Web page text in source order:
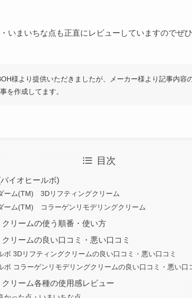
いまいちな点も正直にレビューしていますのでぜ
様より提供いただきましたが、メーカー様より記事内容
を作成してます。
目次
イオヒールボ)
ーム(TM) 3Dリフティングクリーム
ーム(TM) コラーゲンリモデリングクリーム
リームの使う順番・使い方
リームの良い口コミ・悪い口コミ
ボ 3Dリフティングクリームの良い口コミ・悪い口コミ
ボ コラーゲンリモデリングクリームの良い口コミ・悪い口
リーム各種の使用感レビュー